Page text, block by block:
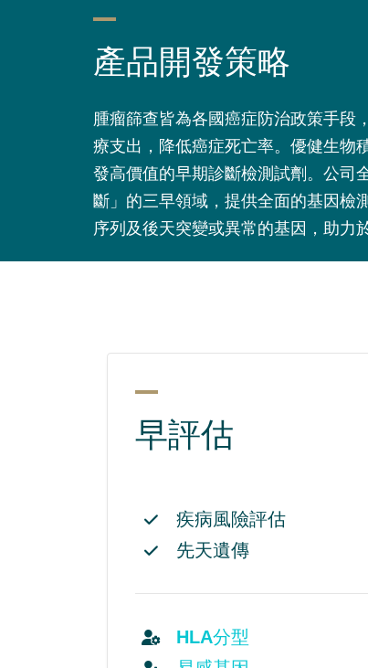
產品開發策略
腫瘤篩查皆為各國癌症防治政策手段
療支出，降低癌症死亡率。優健生物
發高價值的早期診斷檢測試劑。公司
斷」的三早領域，提供全面的基因檢
序列及後天突變或異常的基因，助力
早評估
疾病風險評估
先天遺傳
HLA分型